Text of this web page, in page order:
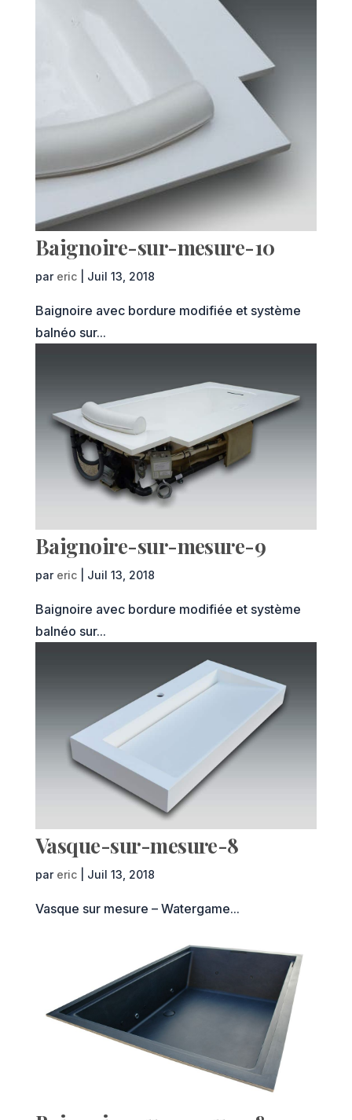
Baignoire-sur-mesure-10
par eric| Juil 13, 2018
Baignoire avec bordure modifiée et système
balnéo sur...
Baignoire-sur-mesure-9
par eric| Juil 13, 2018
Baignoire avec bordure modifiée et système
balnéo sur...
Vasque-sur-mesure-8
par eric| Juil 13, 2018
Vasque sur mesure – Watergame...